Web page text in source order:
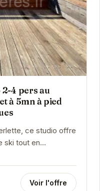
4 pers au
à 5mn à pied
ce studio offre
ski tout en
paisible. Son...
Voir l'offre